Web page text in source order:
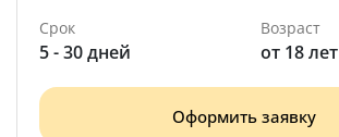
Срок
5 - 30 дней
Возраст
от 18 лет
Оформить заявку